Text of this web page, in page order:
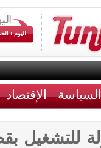
اليوم : الخميس
السياسة الإقتصاد
للتشغيل